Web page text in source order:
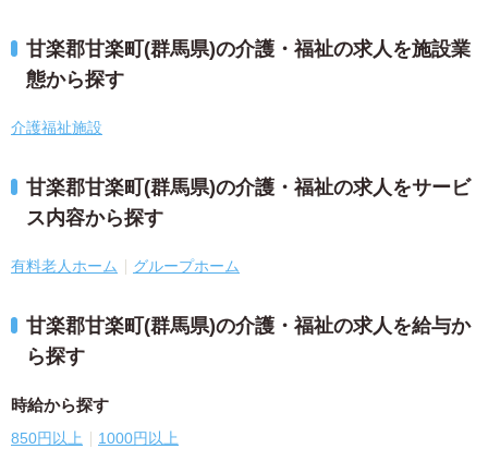
甘楽郡甘楽町(群馬県)の介護・福祉の求人を施設業
態から探す
介護福祉施設
甘楽郡甘楽町(群馬県)の介護・福祉の求人をサービ
ス内容から探す
有料老人ホーム グループホーム
甘楽郡甘楽町(群馬県)の介護・福祉の求人を給与か
ら探す
時給から探す
850円以上 1000円以上